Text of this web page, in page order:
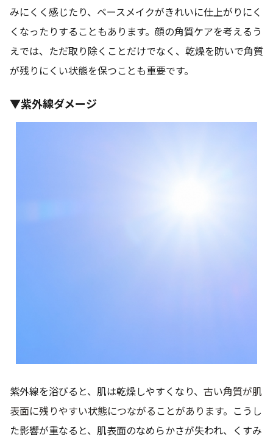
みにくく感じたり、ベースメイクがきれいに仕上がりにく
くなったりすることもあります。顔の角質ケアを考えるう
えでは、ただ取り除くことだけでなく、乾燥を防いで角質
が残りにくい状態を保つことも重要です。
▼紫外線ダメージ
紫外線を浴びると、肌は乾燥しやすくなり、 古い角質が肌
表面に残りやすい状態につながることがあります。こうし
た影響が重なると、肌表面のなめらかさが失われ、くすみ